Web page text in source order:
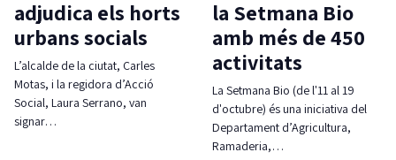
adjudica els horts
urbans socials
L’alcalde de la ciutat, Carles
Motas, i la regidora d’Acció
Social, Laura Serrano, van
signar…
la Setmana Bio
amb més de 450
activitats
La Setmana Bio (de l'11 al 19
d'octubre) és una iniciativa del
Departament d’Agricultura,
Ramaderia,…